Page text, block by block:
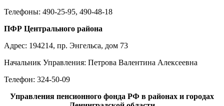
Телефоны: 490-25-95, 490-48-18
ПФР Центрального района
Адрес: 194214, пр. Энгельса, дом 73
Начальник Управления: Петрова Валентина Алексеевна
Телефон: 324-50-09
Управления пенсионного фонда РФ в районах и городах